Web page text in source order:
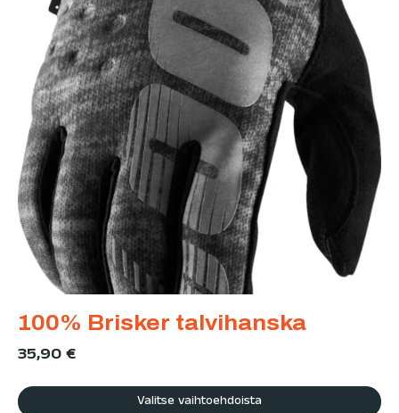
100% Brisker talvihanska
35,90€
Valitse vaihtoehdoista